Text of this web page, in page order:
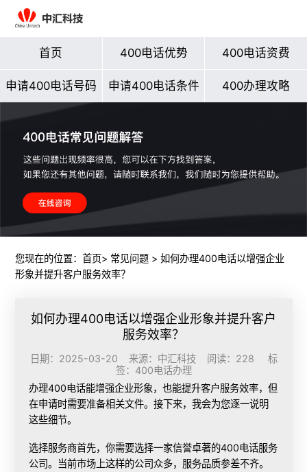
首页 400电话优势 400电话资费
申请400电话号码 申请400电话条件 400办理攻略
您现在的位置： 首页> 常见问题> 如何办理400电话以增强企业
形象并提升客户服务效率？
如何办理400电话以增强企业形象并提升客户
服务效率？
日期：2025-03-20 来源：中汇科技 阅读：228 标
签： 400电话办理
办理400电话能增强企业形象，也能提升客户服务效率，但
在申请时需要准备相关文件。接下来，我会为您逐一说明
这些细节。
选择服务商首先，你需要选择一家信誉卓著的400电话服务
公司。当前市场上这样的公司众多，服务品质参差不齐。